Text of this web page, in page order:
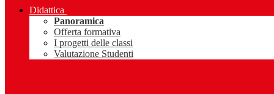
Didattica
Panoramica
Offerta formativa
I progetti delle classi
Valutazione Studenti